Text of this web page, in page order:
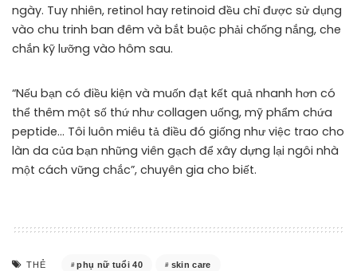
ngày. Tuy nhiên, retinol hay retinoid đều chỉ được sử dụng
vào chu trinh ban đêm và bắt buộc phải chống nắng, che
chắn kỹ lưỡng vào hôm sau.
“Nếu bạn có điều kiện và muốn đạt kết quả nhanh hơn có
thể thêm một số thứ như collagen uống, mỹ phẩm chứa
peptide… Tôi luôn miêu tả điều đó giống như việc trao cho
làn da của bạn những viên gạch để xây dựng lại ngôi nhà
một cách vững chắc”, chuyên gia cho biết.
THẺ phụ nữ tuổi 40 skin care